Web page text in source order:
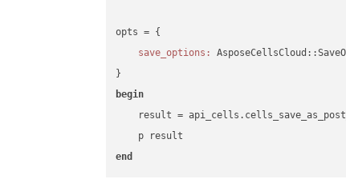
opts = {
save_options:
begin
result =
end